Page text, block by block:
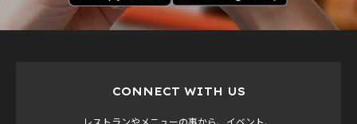
CONNECT WITH US